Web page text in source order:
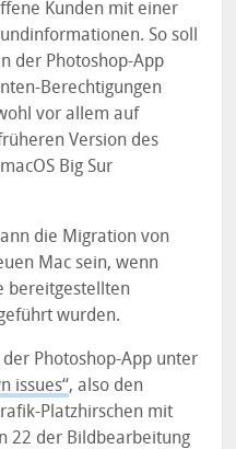
Kunden mit einer
So soll
der Photoshop-App
Berechtigungen
vor allem auf
Version des
Big Sur
die Migration von
Mac sein, wenn
bereitgestellten
wurden.
Photoshop-App unter
issues“, also den
Platzhirschen mit
22 der Bildbearbeitung